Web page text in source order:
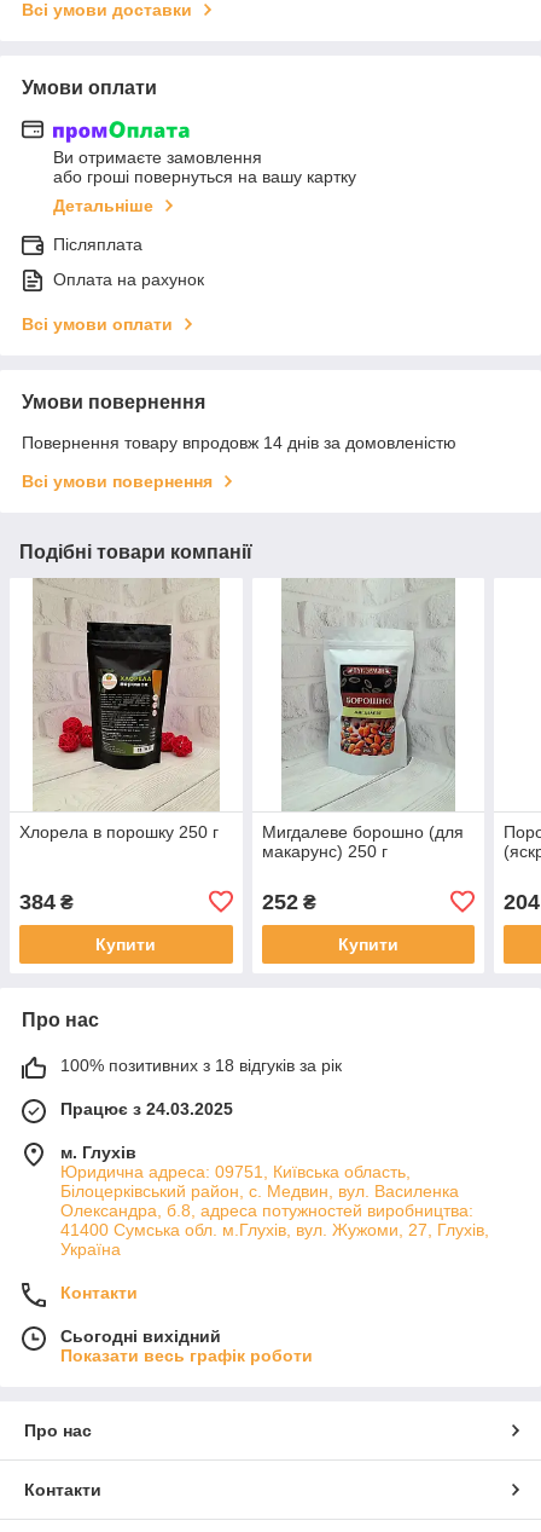
Всі умови доставки
Умови оплати
Ви отримаєте замовлення
або гроші повернуться на вашу картку
Детальніше
Післяплата
Оплата на рахунок
Всі умови оплати
Умови повернення
Повернення товару впродовж 14 днів за домовленістю
Всі умови повернення
Подібні товари компанії
Хлорела в порошку 250 г
384 ₴
Купити
Мигдалеве борошно (для
макарунс) 250 г
252₴
Купити
204
Про нас
100% позитивних з 18 відгуків за рік
Працює з 24.03.2025
м. Глухів
Юридична адреса: 09751, Київська область,
Білоцерківський район, с. Медвин, вул. Василенка
Олександра, б.8, адреса потужностей виробництва:
41400 Сумська обл. м.Глухів, вул. Жужоми, 27, Глухів,
Україна
Контакти
Сьогодні вихідний
Показати весь графік роботи
Про нас
Контакти